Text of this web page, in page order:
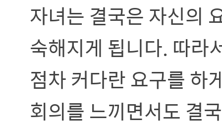
자녀는 결국은 자신의
숙해지게 됩니다. 따라
점차 커다란 요구를 하
회의를 느끼면서도 결